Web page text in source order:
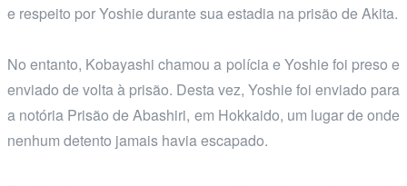
e respeito por Yoshie durante sua estadia na prisão de Akita.
No entanto, Kobayashi chamou a polícia e Yoshie foi preso e
enviado de volta à prisão. Desta vez, Yoshie foi enviado para
a notória Prisão de Abashiri, em Hokkaido, um lugar de onde
nenhum detento jamais havia escapado.